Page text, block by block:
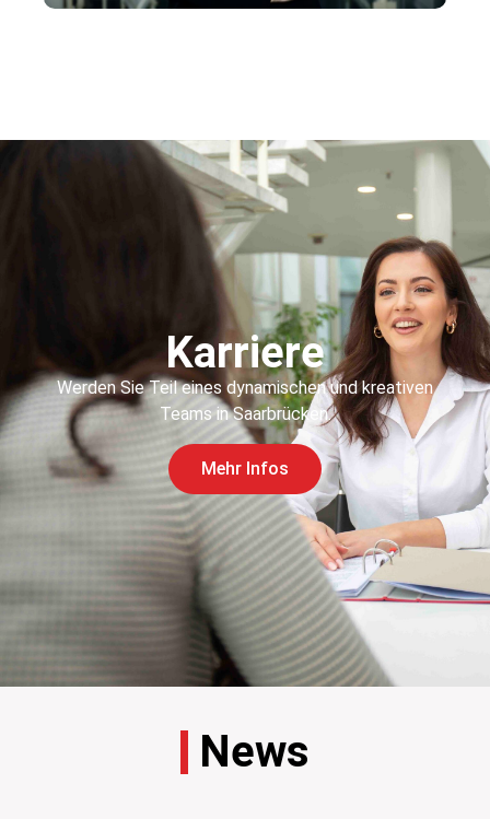
Karriere
Werden Sie Teil eines dynamischen und kreativen
Teams in Saarbrücken.
Mehr Infos
News